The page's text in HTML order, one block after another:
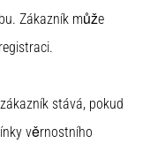
Zákazník může
stává, pokud
věrnostního